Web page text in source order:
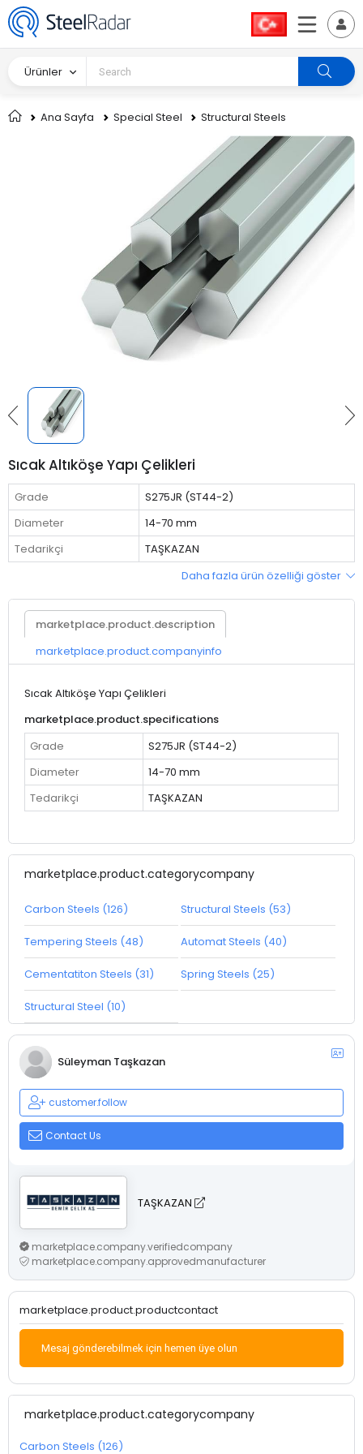
Ürünler
Ana Sayfa Special Steel Structural Steels
Sıcak Altıköşe Yapı Çelikleri
Grade
S275JR (ST44-2)
Diameter
14-70 mm
Tedarikçi
TAŞKAZAN
Daha fazla ürün özelliği göster
marketplace.product.description
marketplace.product.companyinfo
Sıcak Altıköşe Yapı Çelikleri
marketplace.product.specifications
Grade
S275JR (ST44-2)
Diameter
14-70 mm
Tedarikçi
TAŞKAZAN
marketplace.product.categorycompany
Carbon Steels (126) Structural Steels (53)
Tempering Steels (48) Automat Steels (40)
Cementatiton Steels (31) Spring Steels (25)
Structural Steel (10)
Süleyman Taşkazan
customer.follow
Contact Us
TAŞKAZAN
marketplace.company.verifiedcompany
marketplace.company.approvedmanufacturer
marketplace.product.productcontact
Mesaj gönderebilmek için hemen üye olun
marketplace.product.categorycompany
Carbon Steels (126)